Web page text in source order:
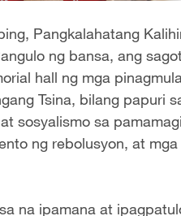
Pangkalahatang
ng bansa, ang
hall ng mga
Tsina, bilang papuri
sosyalismo sa
ng rebolusyon, at
na ipamana at